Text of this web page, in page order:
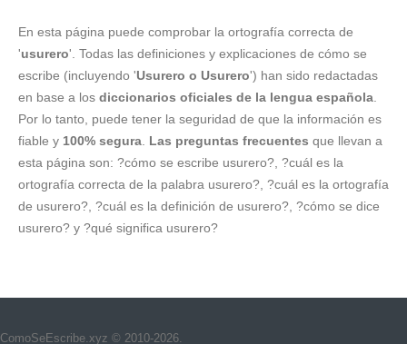
En esta página puede comprobar la ortografía correcta de
'usurero'. Todas las definiciones y explicaciones de cómo se
escribe (incluyendo 'Usurero o Usurero') han sido redactadas
en base a los diccionarios oficiales de la lengua española
Por lo tanto, puede tener la seguridad de que la información es
fiable y 100% segura Las preguntas frecuentes que llevan a
esta página son: ?cómo se escribe usurero?, ?cuál es la
ortografía correcta de la palabra usurero?, ?cuál es la ortografía
de usurero?, ?cuál es la definición de usurero?, ?cómo se dice
usurero? y ?qué significa usurero?
ComoSeEscribe.xyz © 2010-2026.